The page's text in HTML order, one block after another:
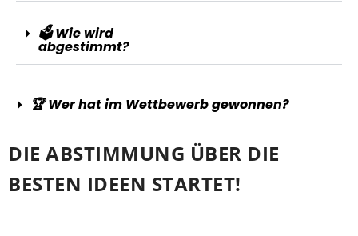
🗳️ Wie wird
abgestimmt?
🏆 Wer hat im Wettbewerb gewonnen?
DIE ABSTIMMUNG ÜBER DIE
BESTEN IDEEN STARTET!